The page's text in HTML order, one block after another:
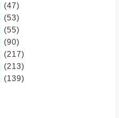
(47)
(53)
(55)
(90)
(217)
(213)
(139)